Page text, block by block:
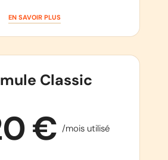
EN SAVOIR PLUS
Classic
€ /mois utilisé